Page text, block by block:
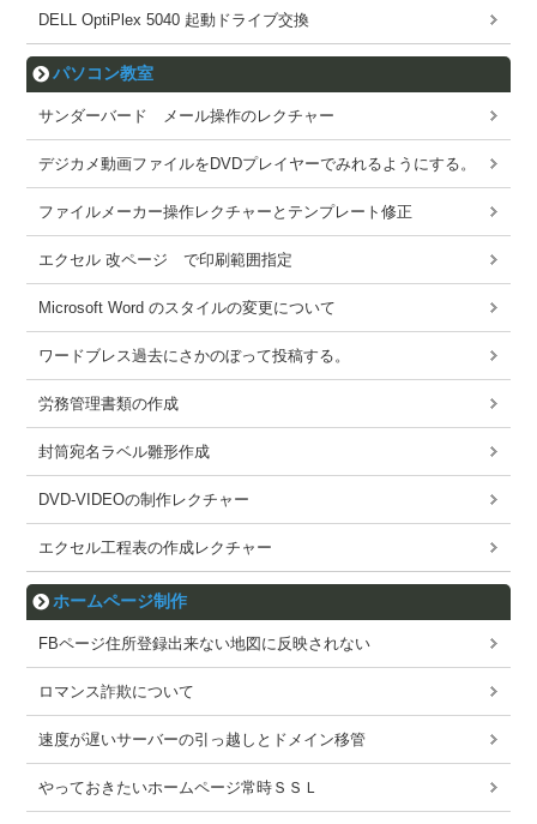
DELL OptiPlex 5040 起動ドライブ交換
パソコン教室
サンダーバード メール操作のレクチャー
デジカメ動画ファイルをDVDプレイヤーでみれるようにする。
ファイルメーカー操作レクチャーとテンプレート修正
エクセル 改ページ で印刷範囲指定
Microsoft Word のスタイルの変更について
ワードブレス過去にさかのぼって投稿する。
労務管理書類の作成
封筒宛名ラベル雛形作成
DVD-VIDEOの制作レクチャー
エクセル工程表の作成レクチャー
ホームページ制作
FBページ住所登録出来ない地図に反映されない
ロマンス詐欺について
速度が遅いサーバーの引っ越しとドメイン移管
やっておきたいホームページ常時ＳＳＬ